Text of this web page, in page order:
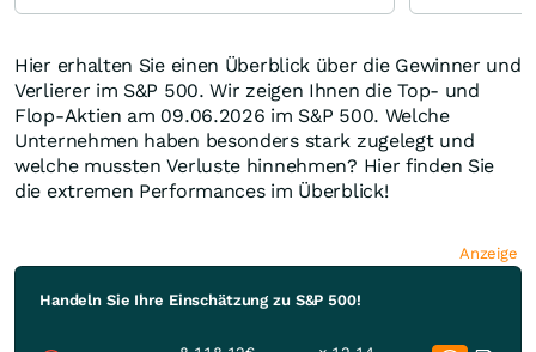
Hier erhalten Sie einen Überblick über die Gewinner und
Verlierer im S&P 500. Wir zeigen Ihnen die Top- und
Flop-Aktien am 09.06.2026 im S&P 500. Welche
Unternehmen haben besonders stark zugelegt und
welche mussten Verluste hinnehmen? Hier finden Sie
die extremen Performances im Überblick!
Anzeige
Handeln Sie Ihre Einschätzung zu S&P 500!